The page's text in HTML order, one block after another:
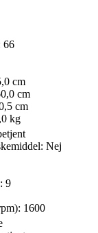
66
cm
cm
cm
kg
Nej
9
1600